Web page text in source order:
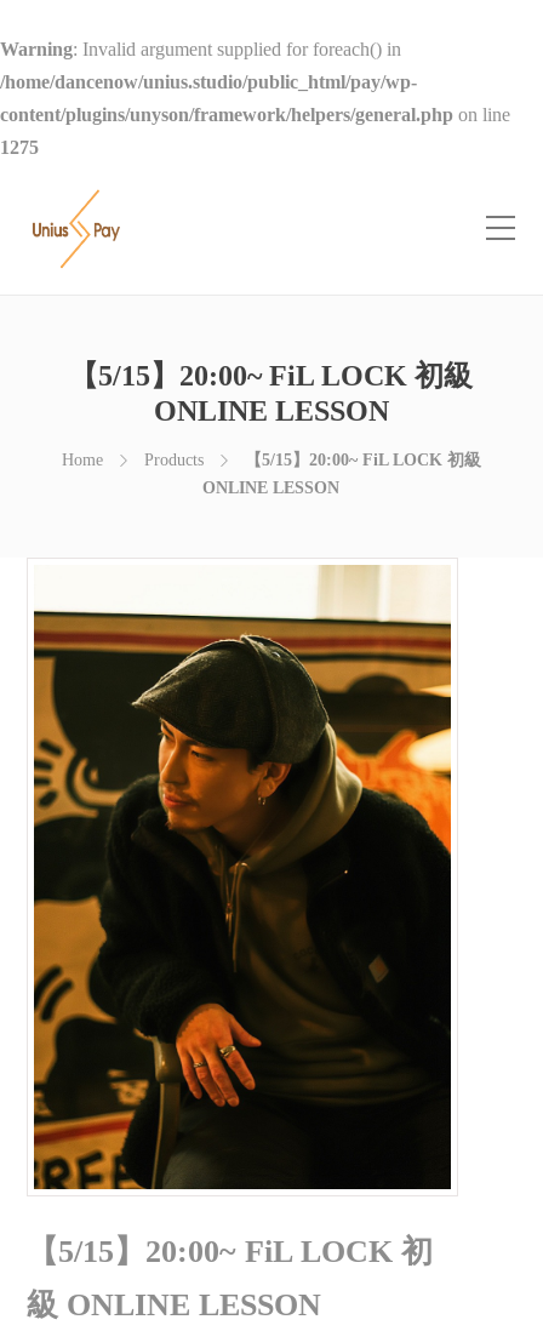
Warning: Invalid argument supplied for foreach() in
/home/dancenow/unius.studio/public_html/pay/wp-
content/plugins/unyson/framework/helpers/general.php on line
1275
【5/15】20:00~ FiL LOCK 初級
ONLINE LESSON
Home Products
【5/15】20:00~ FiL LOCK 初級
ONLINE LESSON
【5/15】20:00~ FiL LOCK 初
級 ONLINE LESSON